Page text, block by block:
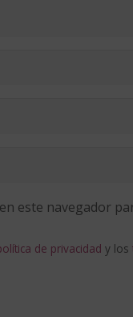
este navegador
de privacidad y los